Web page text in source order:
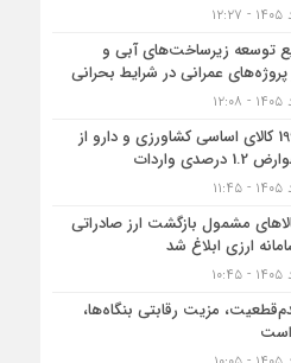
توسعه زیرساخت‌های آبی و
عمرانی در شرایط بحرانی
معافیت 199 کالای اساسی کشاورزی و دارو از
واردات
مشمول بازگشت ارز صادراتی
ارزی ابلاغ شد
مزیت رقابتی بنگاه‌ها،